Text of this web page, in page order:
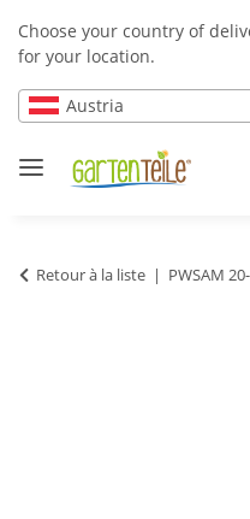
Choose your country of
for your location.
Austria
Retour à la liste PWSAM